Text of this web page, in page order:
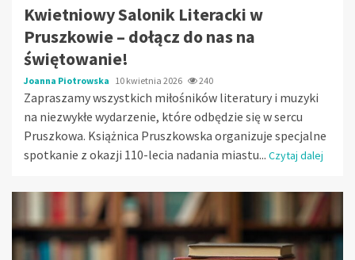
Kwietniowy Salonik Literacki w
Pruszkowie – dołącz do nas na
świętowanie!
Joanna Piotrowska 10 kwietnia 2026 240
Zapraszamy wszystkich miłośników literatury i muzyki
na niezwykłe wydarzenie, które odbędzie się w sercu
Pruszkowa. Książnica Pruszkowska organizuje specjalne
spotkanie z okazji 110-lecia nadania miastu... Czytaj dalej